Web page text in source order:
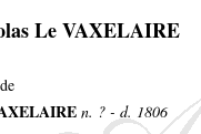
Le VAXELAIRE
n. ? - d. 1806